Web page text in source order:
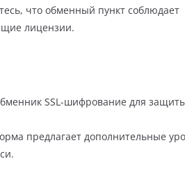
что обменный пункт соблюдает
лицензии.
SSL-шифрование для
предлагает дополнительные